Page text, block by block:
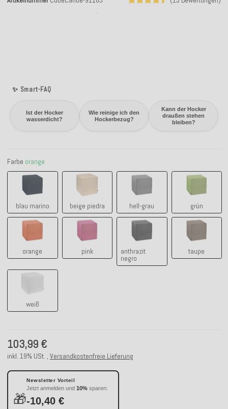
✨ Smart-FAQ
Ist der Hocker
wasserdicht?
Wie reinige ich den
Hockerbezug?
Kann der Hocker
draußen stehen
bleiben?
Farbe orange
blau marino
blau marino
beige piedra
beige piedra
hell-grau
hell-grau
grün
grün
orange
orange
pink
pink
anthrazit
negro
anthrazit negro
taupe
taupe
weiß
weiß
103,99 €
inkl. 19% USt. , Versandkostenfreie Lieferung
🎁
Newsletter Vorteil
Jetzt anmelden und 10% sparen:
-10,40 €